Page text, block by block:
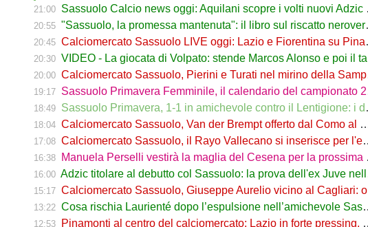
21:00 Sassuolo Calcio news oggi: Aquilani scopre i volti nuovi Adzic e Bowie
20:55 "Sassuolo, la promessa mantenuta": il libro sul riscatto neroverde su Amazon e in libreria
20:45 Calciomercato Sassuolo LIVE oggi: Lazio e Fiorentina su Pinamonti, rispunta Zappa
20:30 VIDEO - La giocata di Volpato: stende Marcos Alonso e poi il tacco per il gol di Bakola
20:00 Calciomercato Sassuolo, Pierini e Turati nel mirino della Sampdoria
19:17 Sassuolo Primavera Femminile, il calendario del campionato 26/27: si parte a Parma
18:49 Sassuolo Primavera, 1-1 in amichevole contro il Lentigione: i dettagli
18:04 Calciomercato Sassuolo, Van der Brempt offerto dal Como al Cagliari per avere Esposito
17:08 Calciomercato Sassuolo, il Rayo Vallecano si inserisce per l'ex Torino Obrador
16:38 Manuela Perselli vestirà la maglia del Cesena per la prossima stagione
16:00 Adzic titolare al debutto col Sassuolo: la prova dell'ex Juve nell'1-4 col Celta
15:17 Calciomercato Sassuolo, Giuseppe Aurelio vicino al Cagliari: operazione in dirittura d’arrivo
13:22 Cosa rischia Laurienté dopo l’espulsione nell’amichevole Sassuolo-Celta Vigo
12:53 Pinamonti al centro del calciomercato: Lazio in forte pressing, Fiorentina osserva